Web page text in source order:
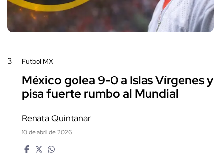
3 Futbol MX
México golea 9-0 a Islas Vírgenes y
pisa fuerte rumbo al Mundial
Renata Quintanar
10 de abril de 2026